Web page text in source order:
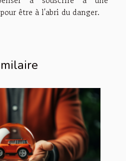
être à l'abri du danger.